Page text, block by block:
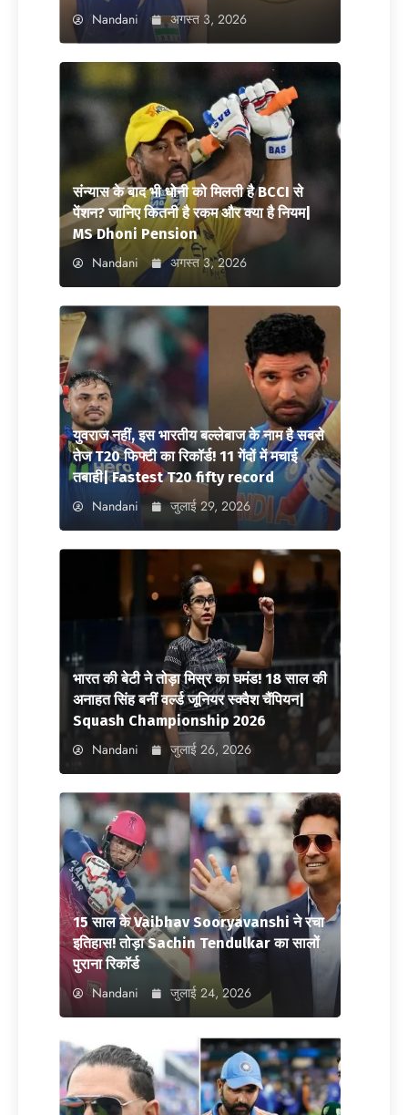
Nandani अगस्त 3, 2026
संन्यास के बाद भी धोनी को मिलती है BCCI से
पेंशन? जानिए कितनी है रकम और क्या है नियम|
MS Dhoni Pension
Nandani अगस्त 3, 2026
युवराज नहीं, इस भारतीय बल्लेबाज के नाम है सबसे
तेज T20 फिफ्टी का रिकॉर्ड! 11 गेंदों में मचाई
तबाही| Fastest T20 fifty record
Nandani जुलाई 29, 2026
भारत की बेटी ने तोड़ा मिस्र का घमंड! 18 साल की
अनाहत सिंह बनीं वर्ल्ड जूनियर स्क्वैश चैंपियन|
Squash Championship 2026
Nandani जुलाई 26, 2026
15 साल के Vaibhav Sooryavanshi ने रचा
इतिहास! तोड़ा Sachin Tendulkar का सालों
पुराना रिकॉर्ड
Nandani जुलाई 24, 2026